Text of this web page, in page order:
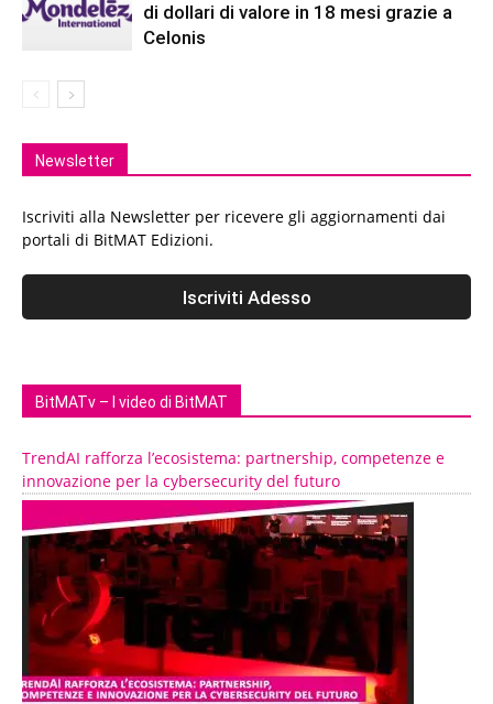
di dollari di valore in 18 mesi grazie a
Celonis
Newsletter
Iscriviti alla Newsletter per ricevere gli aggiornamenti dai
portali di BitMAT Edizioni.
BitMATv – I video di BitMAT
TrendAI rafforza l’ecosistema: partnership, competenze e
innovazione per la cybersecurity del futuro